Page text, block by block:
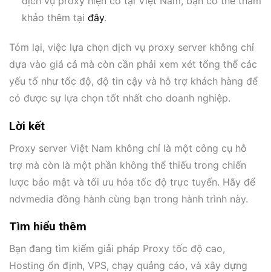
khảo thêm tại đây.
Tóm lại, việc lựa chọn dịch vụ proxy server không chỉ
dựa vào giá cả mà còn cần phải xem xét tổng thể các
yếu tố như tốc độ, độ tin cậy và hỗ trợ khách hàng để
có được sự lựa chọn tốt nhất cho doanh nghiệp.
Lời kết
Proxy server Việt Nam không chỉ là một công cụ hỗ
trợ mà còn là một phần không thể thiếu trong chiến
lược bảo mật và tối ưu hóa tốc độ trực tuyến. Hãy để
ndvmedia đồng hành cùng bạn trong hành trình này.
Tìm hiểu thêm
Bạn đang tìm kiếm giải pháp Proxy tốc độ cao,
Hosting ổn định, VPS, chạy quảng cáo, và xây dựng